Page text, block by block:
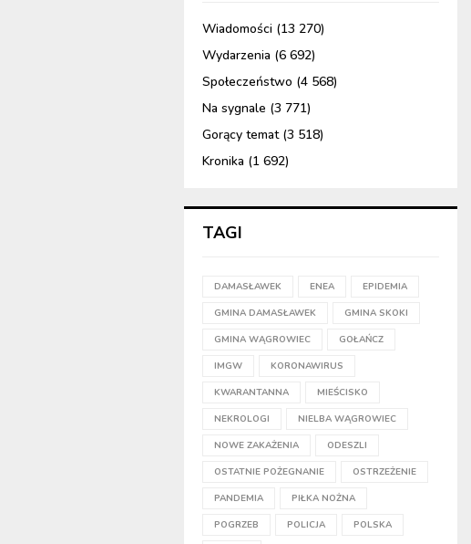
Wiadomości (13 270)
Wydarzenia (6 692)
Społeczeństwo (4 568)
Na sygnale (3 771)
Gorący temat(3 518)
Kronika (1 692)
TAGI
DAMASŁAWEK ENEA EPIDEMIA
GMINA DAMASŁAWEK GMINA SKOKI
GMINA WĄGROWIEC GOŁAŃCZ
IMGW KORONAWIRUS
KWARANTANNA MIEŚCISKO
NEKROLOGI NIELBA WĄGROWIEC
NOWE ZAKAŻENIA ODESZLI
OSTATNIE POŻEGNANIE OSTRZEŻENIE
PANDEMIA PIŁKA NOŻNA
POGRZEB POLICJA POLSKA